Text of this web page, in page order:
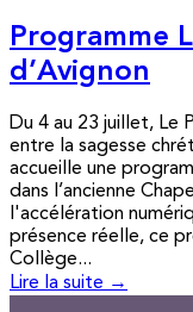
Programme
d’Avignon
Du 4 au 23 juillet, Le
entre la sagesse
accueille une
dans l’ancienne
l'accélération
présence réelle, ce
Collège...
Lire la suite →